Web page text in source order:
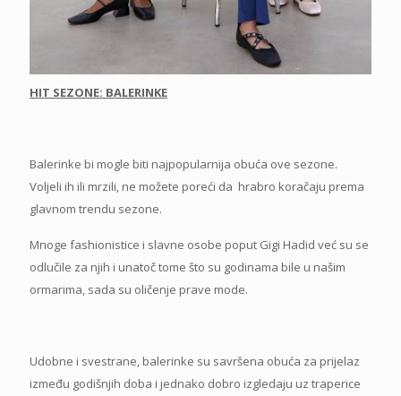
HIT SEZONE: BALERINKE
Balerinke bi mogle biti najpopularnija obuća ove sezone.
Voljeli ih ili mrzili, ne možete poreći da hrabro koračaju prema
glavnom trendu sezone.
Mnoge fashionistice i slavne osobe poput Gigi Hadid već su se
odlučile za njih i unatoč tome što su godinama bile u našim
ormarima, sada su oličenje prave mode.
Udobne i svestrane, balerinke su savršena obuća za prijelaz
između godišnjih doba i jednako dobro izgledaju uz traperice